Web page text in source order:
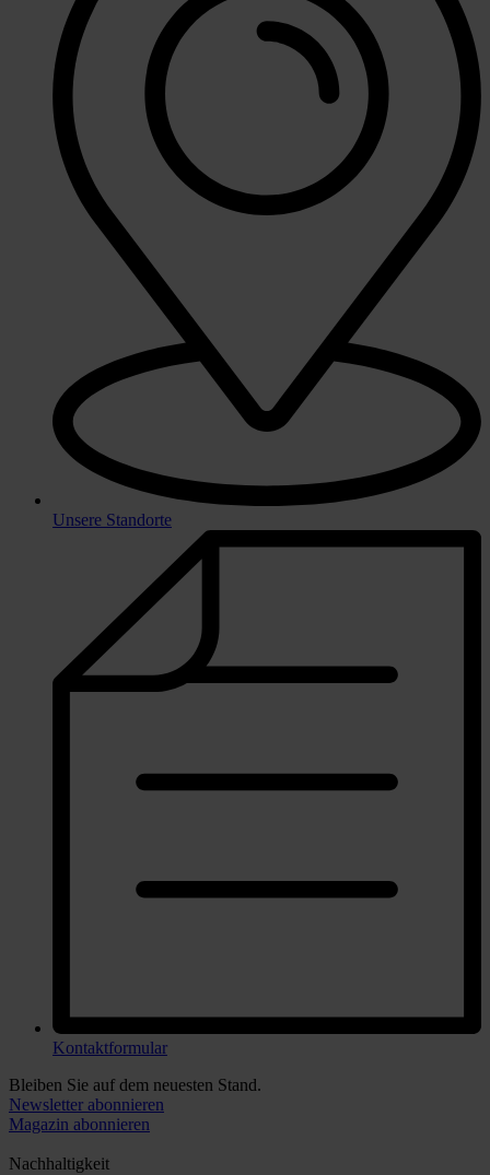
Unsere Standorte
Kontaktformular
Bleiben Sie auf dem neuesten Stand.
Newsletter abonnieren
Magazin abonnieren
Nachhaltigkeit